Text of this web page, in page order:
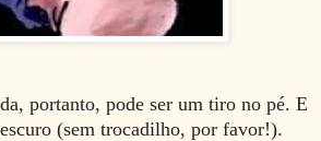
portanto, pode ser um tiro no pé. E
(sem trocadilho, por favor!).